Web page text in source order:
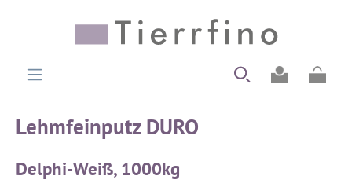
Lehmfeinputz DURO
Delphi-Weiß, 1000kg